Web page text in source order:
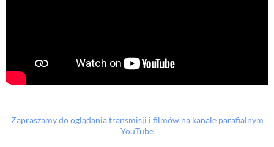
Zapraszamy do oglądania transmisji i filmów na kanale parafialnym
YouTube